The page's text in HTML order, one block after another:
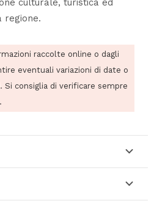
culturale, turistica ed
regione.
raccolte online o dagli
eventuali variazioni di date o
Si consiglia di verificare sempre